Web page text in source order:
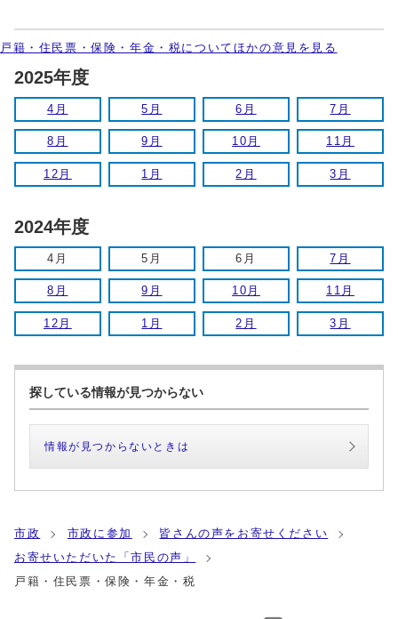
戸籍・住民票・保険・年金・税についてほかの意見を見る
2025年度
4月 5月 6月 7月
8月 9月 10月 11月
12月 1月 2月 3月
2024年度
4月 5月 6月 7月
8月 9月 10月 11月
12月 1月 2月 3月
探している情報が見つからない
情報が見つからないときは
市政 市政に参加
皆さんの声をお寄せください
お寄せいただいた「市民の声」
戸籍・住民票・保険・年金・税